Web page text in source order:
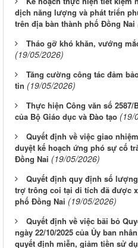
dịch năng lượng và phát triển
trên địa bàn thành phố Đồng Nai
Tháo gỡ khó khăn, vướng
(19/05/2026)
Tăng cường công tác đảm
tin (19/05/2026)
Thực hiện Công văn số 2587/
của Bộ Giáo dục và Đào tạo (19/
Quyết định về việc giao
duyệt kế hoạch ứng phó sự cố
Đồng Nai (19/05/2026)
Quyết định quy định số
trợ trông coi tại di tích đã được
phố Đồng Nai (19/05/2026)
Quyết định về việc bãi bỏ
ngày 22/10/2025 của Ủy ban
quyết định miễn, giảm tiền sử